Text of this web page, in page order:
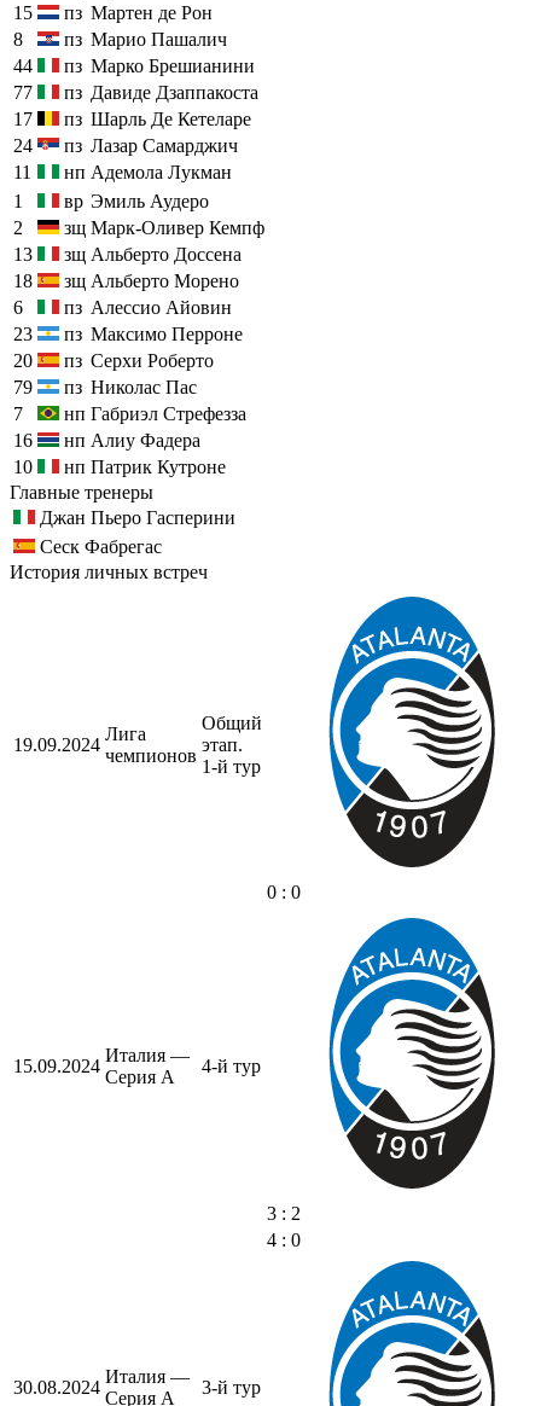
15
пз Мартен де Рон
8
пз Марио Пашалич
44
пз Марко Брешианини
77
пз Давиде Дзаппакоста
17
пз Шарль Де Кетеларе
24
пз Лазар Самарджич
11
нп Адемола Лукман
1
вр Эмиль Аудеро
2
зщ Марк-Оливер Кемпф
13
зщ Альберто Доссена
18
зщ Альберто Морено
6
пз Алессио Айовин
23
пз Максимо Перроне
20
пз Серхи Роберто
79
пз Николас Пас
7
нп Габриэл Стрефезза
16
нп Алиу Фадера
10
нп Патрик Кутроне
Главные тренеры
Джан Пьеро Гасперини
Сеск Фабрегас
История личных встреч
19.09.2024
Лига
чемпионов
Общий
этап.
1-й тур
0 : 0
15.09.2024
Италия —
Серия А
4-й тур
3 : 2
30.08.2024
Италия —
Серия А
3-й тур
4 : 0